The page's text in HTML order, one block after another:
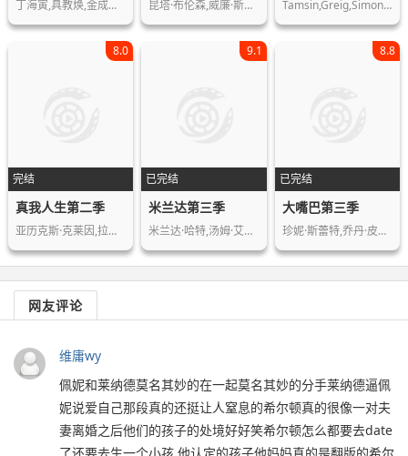
丁海寅,具教焕,金成畇,孙锡久,池珍熙,…
昆塔·布伦森,威廉·斯坦福德·戴维斯… Tamsin,Greig,Simon,Bird,Paul,Ritter,…
完结
8.0
真我人生第二季
亚历克斯·克莱因,拉斯·斯兰德,达斯蒂…
已完结
9.1
米兰达第三季
米兰达·哈特,汤姆·艾利斯,萨拉·哈德…
已完结
8.8
大嘴巴第三季
珍妮·斯蕾特,乔丹·皮尔,杰森·曼楚克…
网友评论
维庸wy
佩妮和莱纳德莫名其妙的在一起莫名其妙的分手莱纳德逼佩
妮说爱自己那段真的还挺让人窒息的希尔顿真的很像一对夫
妻离婚之后他们的孩子的处境好好笑希尔顿怎么都要去date